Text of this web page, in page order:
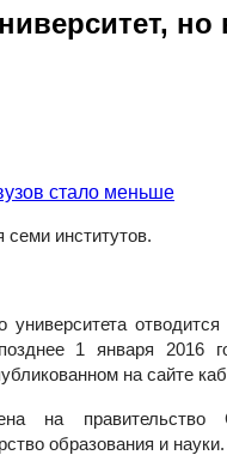
но
семи институтов.
университета
1 января 2016
на сайте
на правительство
образования и науки.